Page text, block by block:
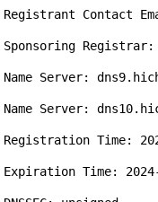
Registrant Contact
Sponsoring Registrar:
Name Server:
Name Server:
Registration Time:
Expiration Time: